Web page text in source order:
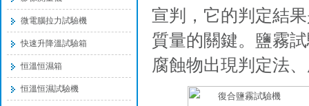
宣判，它的判定結
質量的關鍵。鹽霧
腐蝕物出現判定法
微電腦拉力試驗機
快速升降溫試驗箱
恒溫恒濕箱
恒溫恒濕試驗機